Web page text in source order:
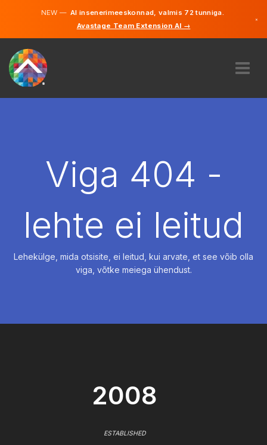
NEW —AI insenerimeeskonnad, valmis 72 tunniga.
Avastage Team Extension AI →
×
PALKAMAViga 404 -
lehte ei leitud
Lehekülge, mida otsisite, ei leitud, kui arvate, et see võib olla
viga, võtke meiega ühendust.
2008
ESTABLISHED